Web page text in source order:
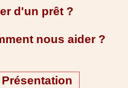
d'un prêt ?
nous aider ?
Présentation